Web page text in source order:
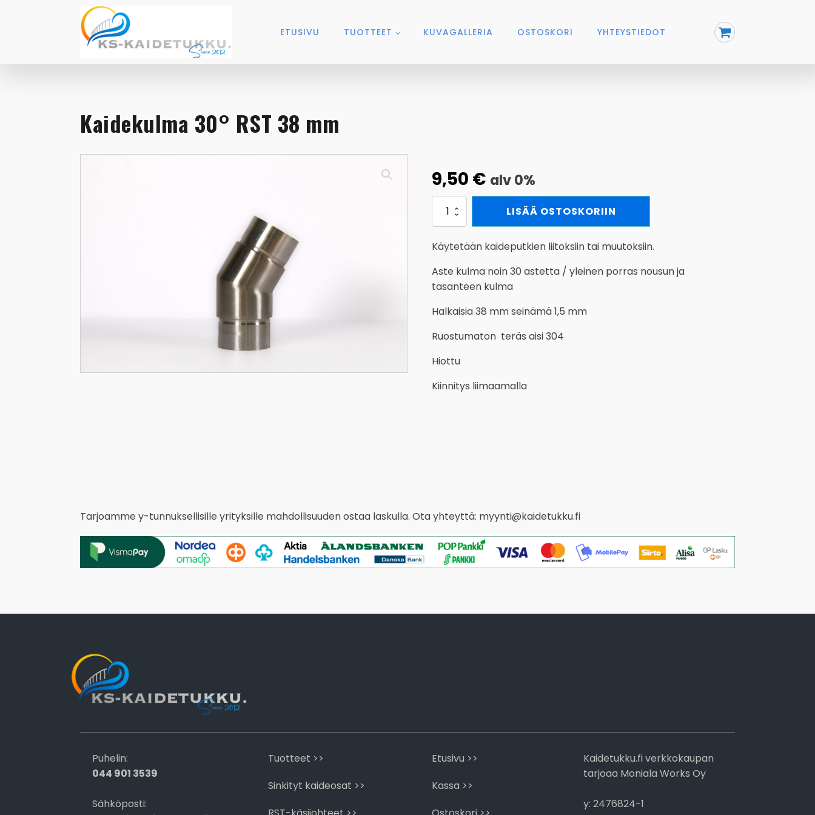
ETUSIVU TUOTTEET KUVAGALLERIA OSTOSKORI YHTEYSTIEDOT
Kaidekulma 30° RST 38 mm
9,50 € alv 0%
Kaidekulma
RST
38
mm
LISÄÄ OSTOSKORIIN
Käytetään kaideputkien liitoksiin tai muutoksiin.
Aste kulma noin 30 astetta / yleinen porras nousun ja
tasanteen kulma
Halkaisia 38 mm seinämä 1,5 mm
Ruostumaton teräs aisi 304
Hiottu
Kiinnitys liimaamalla
Tarjoamme y-tunnuksellisille yrityksille mahdollisuuden ostaa laskulla. Ota yhteyttä: myynti@kaidetukku.fi
Puhelin:
044 901 3539
Sähköposti:
Tuotteet >>
Sinkityt kaideosat >>
Etusivu >>
Kassa >>
Kaidetukku.fi verkkokaupan
tarjoaa Moniala Works Oy
y: 2476824-1